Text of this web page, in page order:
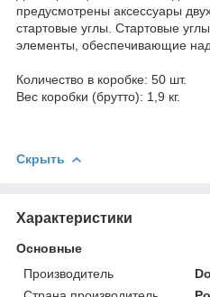
предусмотрены аксессуары
стартовые углы. Стартовые
элементы, обеспечивающие
Количество в коробке: 50 шт.
Вес коробки (брутто): 1,9 кг.
Скрыть
Характеристики
Основные
Производитель